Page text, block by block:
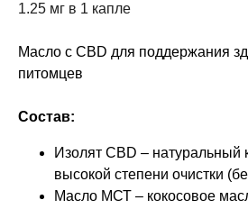
1.25 мг в 1 капле
Масло с CBD для поддержания
питомцев
Состав:
Изолят CBD – натуральный
высокой степени очистки
Масло МСТ – кокосовое